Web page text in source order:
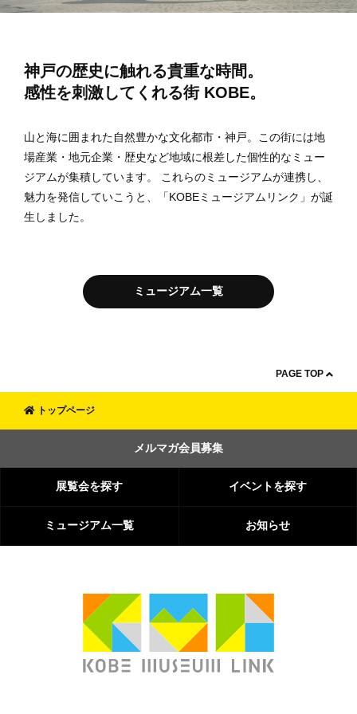
神戸の歴史に触れる貴重な時間。
感性を刺激してくれる街 KOBE。
山と海に囲まれた自然豊かな文化都市・神戸。この街には地
場産業・地元企業・歴史など地域に根差した個性的なミュー
ジアムが集積しています。 これらのミュージアムが連携し、
魅力を発信していこうと、「KOBEミュージアムリンク」が誕
生しました。
ミュージアム一覧
PAGE TOP
トップページ
メルマガ会員募集
展覧会を探す イベントを探す
ミュージアム一覧 お知らせ